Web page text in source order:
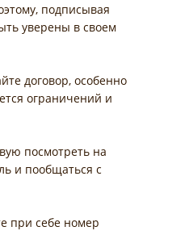
подписывая
уверены в своем
договор, особенно
ограничений и
посмотреть на
и пообщаться с
при себе номер